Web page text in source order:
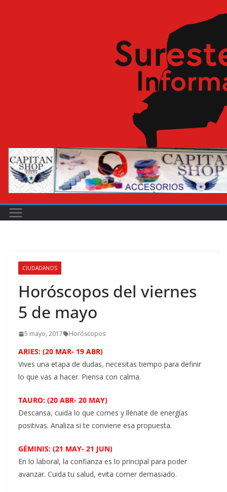
CIUDADANOS
Horóscopos del viernes
5 de mayo
5 mayo, 2017 Horóscopos
ARIES: (20 MAR- 19 ABR)
Vives una etapa de dudas, necesitas tiempo para definir
lo que vas a hacer. Piensa con calma.
TAURO: (20 ABR- 20 MAY)
Descansa, cuida lo que comes y llénate de energías
positivas. Analiza si te conviene esa propuesta.
GÉMINIS: (21 MAY- 21 JUN)
En lo laboral, la confianza es lo principal para poder
avanzar. Cuida tu salud, evita comer demasiado.